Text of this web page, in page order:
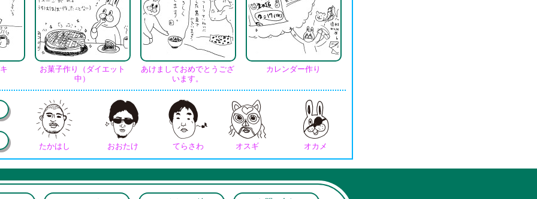
お菓子作り（ダイエット
中）
あけましておめでとうござ
います。
カレンダー作り
たかはし おおたけ てらさわ オスギ オカメ